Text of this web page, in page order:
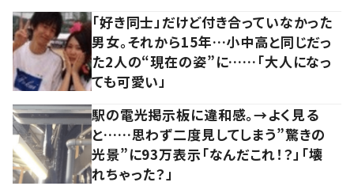
「好き同士」だけど付き合っていなかった
男女。それから15年…小中高と同じだっ
た2人の“現在の姿”に……「大人になっ
ても可愛い」
駅の電光掲示板に違和感。→よく見る
と……思わず二度見してしまう”驚きの
光景”に93万表示「なんだこれ！？」「壊
れちゃった？」